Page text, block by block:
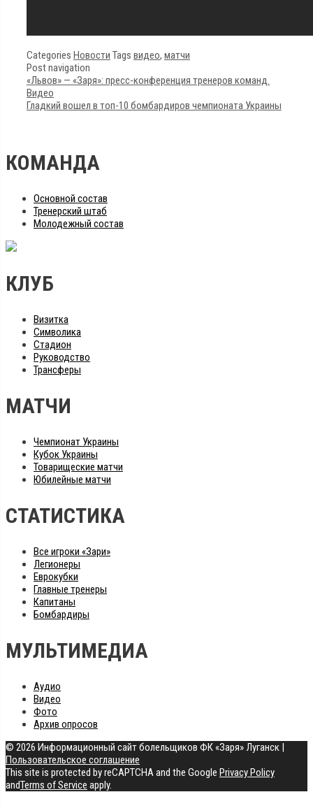
Categories Новости Tags видео, матчи
Post navigation
«Львов» — «Заря»: пресс-конференция тренеров команд.
Видео
Гладкий вошел в топ-10 бомбардиров чемпионата Украины
КОМАНДА
Основной состав
Тренерский штаб
Молодежный состав
КЛУБ
Визитка
Символика
Стадион
Руководство
Трансферы
МАТЧИ
Чемпионат Украины
Кубок Украины
Товарищеские матчи
Юбилейные матчи
СТАТИСТИКА
Все игроки «Зари»
Легионеры
Еврокубки
Главные тренеры
Капитаны
Бомбардиры
МУЛЬТИМЕДИА
Аудио
Видео
Фото
Архив опросов
© 2026 Информационный сайт болельщиков ФК «Заря» Луганск |
Пользовательское соглашение
This site is protected by reCAPTCHA and the Google Privacy Policy
andTerms of Service apply.